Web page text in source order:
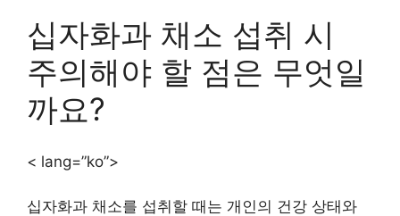
십자화과 채소 섭취 시
주의해야 할 점은 무엇일
까요?
< lang=”ko”>
십자화과 채소를 섭취할 때는 개인의 건강 상태와